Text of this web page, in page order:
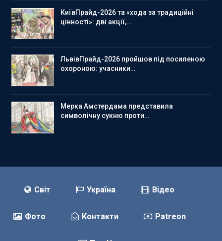
КиївПрайд-2026 та «хода за традиційні
цінності»: дві акції,…
ЛьвівПрайд-2026 пройшов під посиленою
охороною: учасники…
Мерка Амстердама представила
символічну сукню проти…
Світ Україна Відео
Фото Контакти Patreon